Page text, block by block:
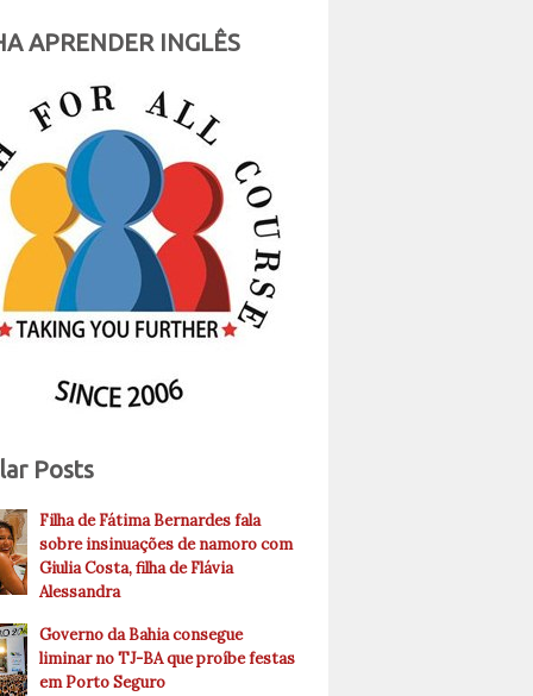
APRENDER INGLÊS
Posts
Filha de Fátima Bernardes fala
sobre insinuações de namoro com
Giulia Costa, filha de Flávia
Alessandra
Governo da Bahia consegue
liminar no TJ-BA que proíbe festas
em Porto Seguro